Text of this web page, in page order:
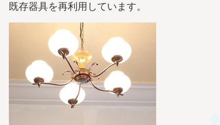
既存器具を再利用しています。